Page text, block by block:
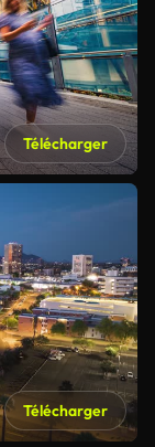
Télécharger
Télécharger